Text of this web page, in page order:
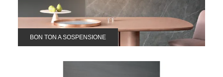
BON TON A SOSPENSIONE